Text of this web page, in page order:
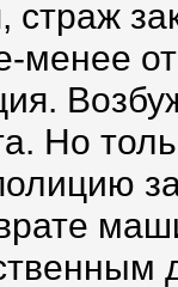
страж
менее
Но